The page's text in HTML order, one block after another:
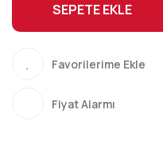
SEPETE EKLE
Fiyat Alarmı